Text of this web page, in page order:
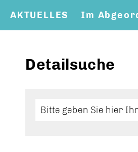
AKTUELLES Im
Detailsuche